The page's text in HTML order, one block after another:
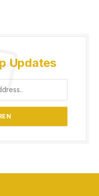
Updates